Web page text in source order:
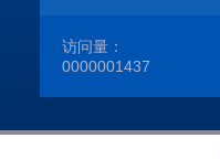
访问量：
0000001437